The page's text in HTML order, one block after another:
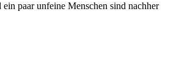
paar unfeine Menschen sind nachher